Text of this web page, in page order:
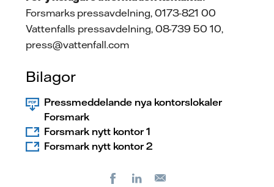
Forsmarks pressavdelning, 0173-821 00
Vattenfalls pressavdelning, 08-739 50 10,
press@vattenfall.com
Bilagor
Pressmeddelande nya kontorslokaler
Forsmark
Forsmark nytt kontor 1
Forsmark nytt kontor 2
FacebookLinkedIn